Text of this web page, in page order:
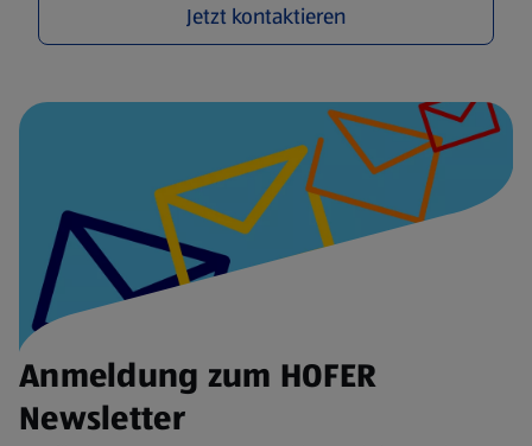
Jetzt kontaktieren
Anmeldung zum HOFER
Newsletter